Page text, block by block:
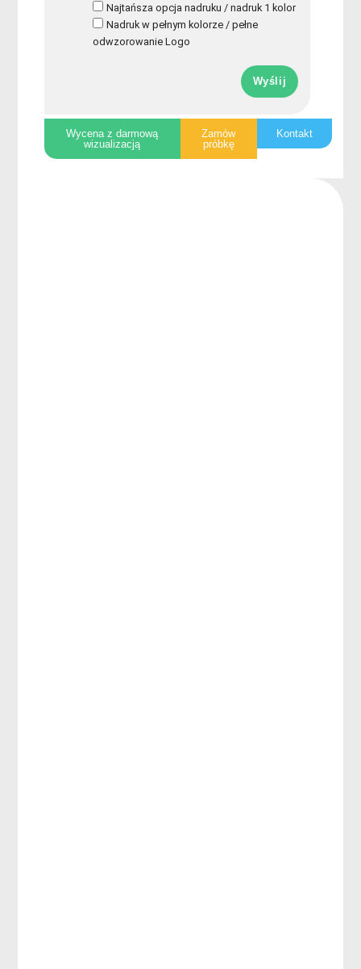
Najtańsza opcja nadruku / nadruk 1 kolor
Nadruk w pełnym kolorze / pełne
odwzorowanie Logo
Wyślij
Wycena z darmową
wizualizacją
Zamów
próbkę
Kontakt